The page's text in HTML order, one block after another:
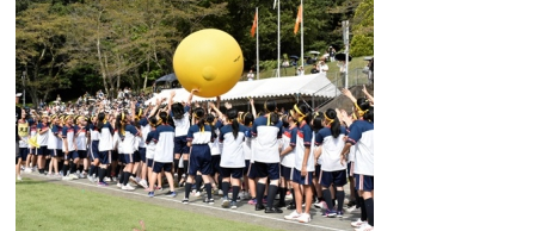
芸術教育 課外授業
図書館教育 ICT機器の活用
学校生活
吉祥の一日 年間行事